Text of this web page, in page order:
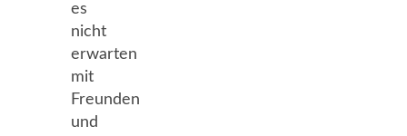
es
nicht
erwarten
mit
Freunden
und